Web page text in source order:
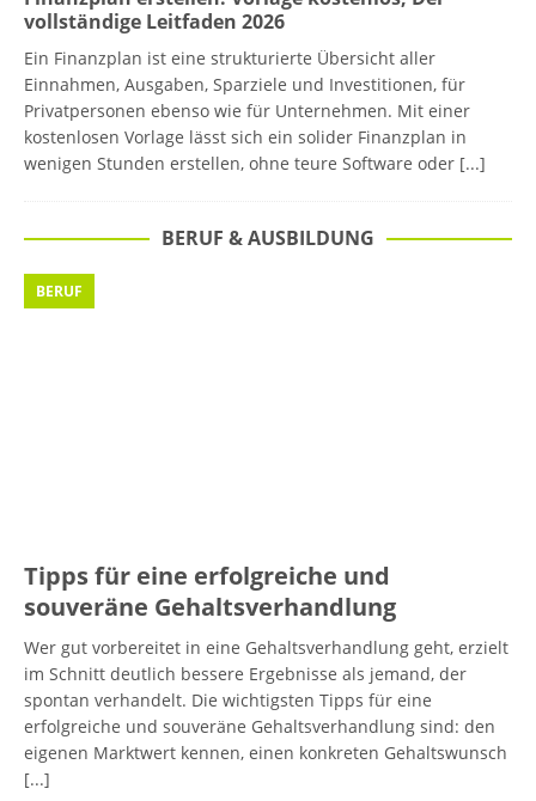
vollständige Leitfaden 2026
Ein Finanzplan ist eine strukturierte Übersicht aller
Einnahmen, Ausgaben, Sparziele und Investitionen, für
Privatpersonen ebenso wie für Unternehmen. Mit einer
kostenlosen Vorlage lässt sich ein solider Finanzplan in
wenigen Stunden erstellen, ohne teure Software oder [...]
BERUF & AUSBILDUNG
Tipps für eine erfolgreiche und
souveräne Gehaltsverhandlung
BERUF
Wer gut vorbereitet in eine Gehaltsverhandlung geht, erzielt
im Schnitt deutlich bessere Ergebnisse als jemand, der
spontan verhandelt. Die wichtigsten Tipps für eine
erfolgreiche und souveräne Gehaltsverhandlung sind: den
eigenen Marktwert kennen, einen konkreten Gehaltswunsch
[...]